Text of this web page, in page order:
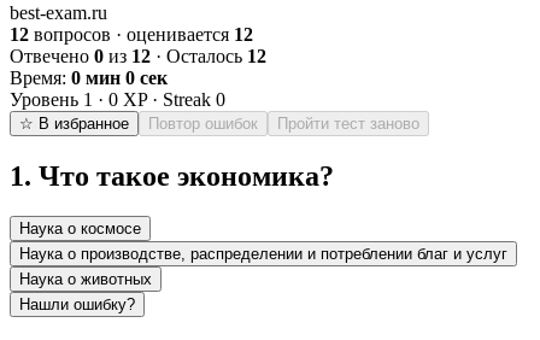
best-exam.ru
12 вопросов · оценивается 12
Отвечено 0 из 12 · Осталось 12
Время: 0 мин 0 сек
Уровень 1 · 0 XP · Streak 0
☆ В избранное Повтор ошибок Пройти тест заново
1. Что такое экономика?
Наука о космосе
Наука о производстве, распределении и потреблении благ и услуг
Наука о животных
Нашли ошибку?